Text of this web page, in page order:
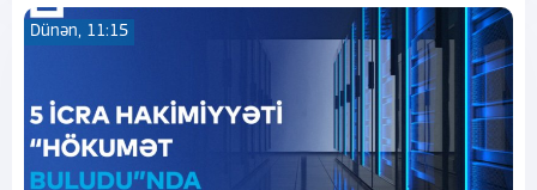
Dünən, 11:15